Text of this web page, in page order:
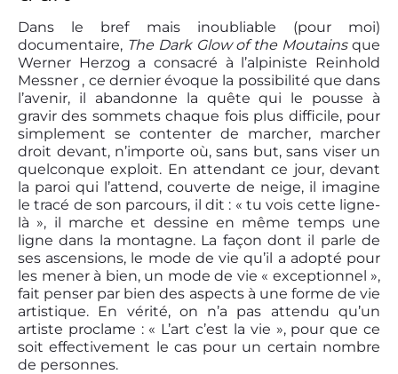
Dans le bref mais inoubliable (pour moi)
documentaire, The Dark Glow of the Moutainsque
Werner Herzog a consacré à l’alpiniste Reinhold
Messner , ce dernier évoque la possibilité que dans
l’avenir, il abandonne la quête qui le pousse à
gravir des sommets chaque fois plus difficile, pour
simplement se contenter de marcher, marcher
droit devant, n’importe où, sans but, sans viser un
quelconque exploit. En attendant ce jour, devant
la paroi qui l’attend, couverte de neige, il imagine
le tracé de son parcours, il dit : « tu vois cette ligne-
là », il marche et dessine en même temps une
ligne dans la montagne. La façon dont il parle de
ses ascensions, le mode de vie qu’il a adopté pour
les mener à bien, un mode de vie « exceptionnel »,
fait penser par bien des aspects à une forme de vie
artistique. En vérité, on n’a pas attendu qu’un
artiste proclame : « L’art c’est la vie », pour que ce
soit effectivement le cas pour un certain nombre
de personnes.